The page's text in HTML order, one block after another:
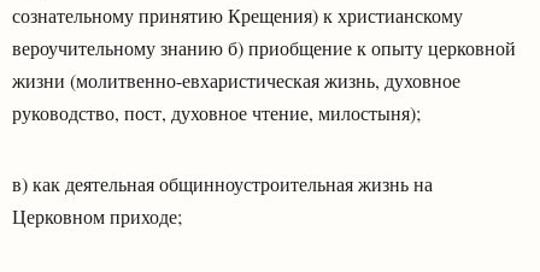
сознательному принятию Крещения) к христианскому
вероучительному знанию б) приобщение к опыту церковной
жизни (молитвенно-евхаристическая жизнь, духовное
руководство, пост, духовное чтение, милостыня);
в) как деятельная общинноустроительная жизнь на
Церковном приходе;